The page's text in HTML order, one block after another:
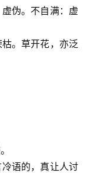
伪。不自满：虚
。草开花，亦泛
语的，真让人讨